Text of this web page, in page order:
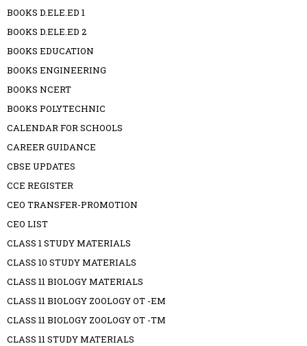
BOOKS D.ELE.ED 1
BOOKS D.ELE.ED 2
BOOKS EDUCATION
BOOKS ENGINEERING
BOOKS NCERT
BOOKS POLYTECHNIC
CALENDAR FOR SCHOOLS
CAREER GUIDANCE
CBSE UPDATES
CCE REGISTER
CEO TRANSFER-PROMOTION
CEO LIST
CLASS 1 STUDY MATERIALS
CLASS 10 STUDY MATERIALS
CLASS 11 BIOLOGY MATERIALS
CLASS 11 BIOLOGY ZOOLOGY OT -EM
CLASS 11 BIOLOGY ZOOLOGY OT -TM
CLASS 11 STUDY MATERIALS